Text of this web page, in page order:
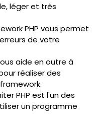
léger et très
PHP vous permet
de votre
aide en outre à
réaliser des
PHP est l'un des
un programme